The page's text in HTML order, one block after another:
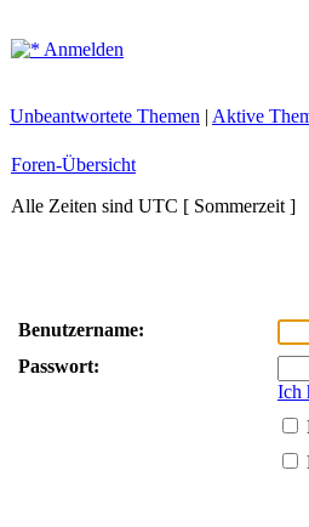
Anmelden
Unbeantwortete Themen | Aktive
Foren-Übersicht
Alle Zeiten sind UTC [ Sommerzeit ]
Benutzername:
Passwort:
Ich